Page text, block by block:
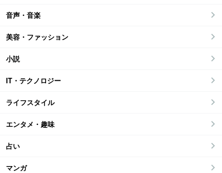
音声・音楽
美容・ファッション
小説
IT・テクノロジー
ライフスタイル
エンタメ・趣味
占い
マンガ